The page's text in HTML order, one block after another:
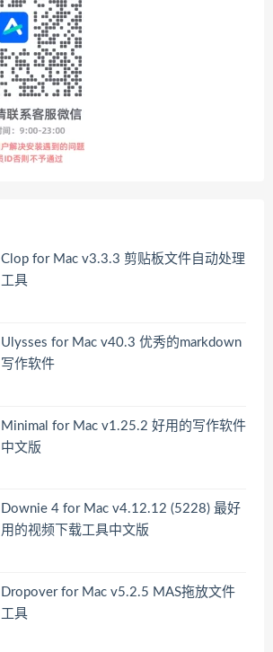
Clop for Mac v3.3.3 剪贴板文件自动处理
工具
Ulysses for Mac v40.3 优秀的markdown
写作软件
Minimal for Mac v1.25.2 好用的写作软件
中文版
Downie 4 for Mac v4.12.12 (5228) 最好
用的视频下载工具中文版
Dropover for Mac v5.2.5 MAS拖放文件
工具